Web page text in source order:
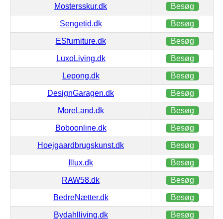
Mostersskur.dk Besøg
Sengetid.dk Besøg
ESfurniture.dk Besøg
LuxoLiving.dk Besøg
Lepong.dk Besøg
DesignGaragen.dk Besøg
MoreLand.dk Besøg
Boboonline.dk Besøg
Hoejgaardbrugskunst.dk Besøg
Illux.dk Besøg
RAW58.dk Besøg
BedreNætter.dk Besøg
Bydahlliving.dk Besøg